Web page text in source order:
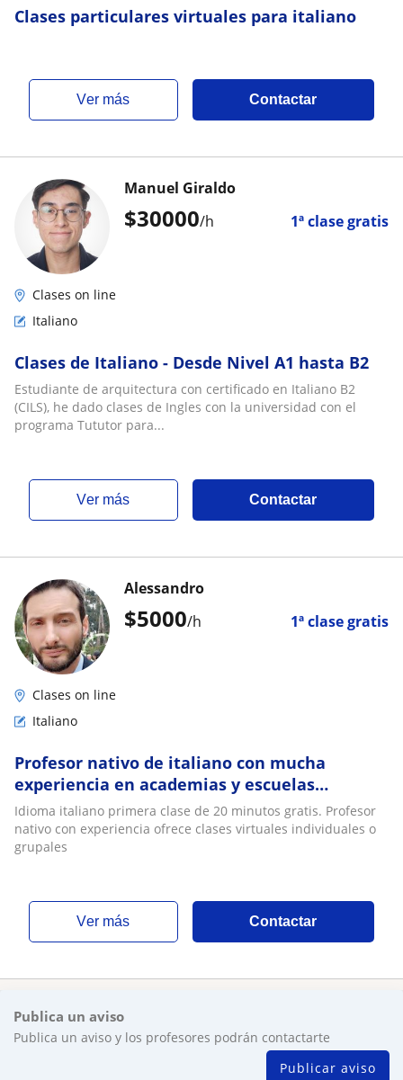
Clases particulares virtuales para italiano
ver más Contactar
$30000/h 1ª clase gratis
Manuel Giraldo
Clases on line
Italiano
Clases de Italiano - Desde Nivel A1 hasta B2
Estudiante de arquitectura con certificado en Italiano B2
(CILS), he dado clases de Ingles con la universidad con el
programa Tututor para...
ver más Contactar
$5000/h 1ª clase gratis
Alessandro
Clases on line
Italiano
Profesor nativo de italiano con mucha
experiencia en academias y escuelas
italianas dicta clase exclusivamente online
Idioma italiano primera clase de 20 minutos gratis. Profesor
nativo con experiencia ofrece clases virtuales individuales o
grupales
ver más Contactar
Publica un aviso
Publica un aviso y los profesores podrán contactarte
Publicar aviso